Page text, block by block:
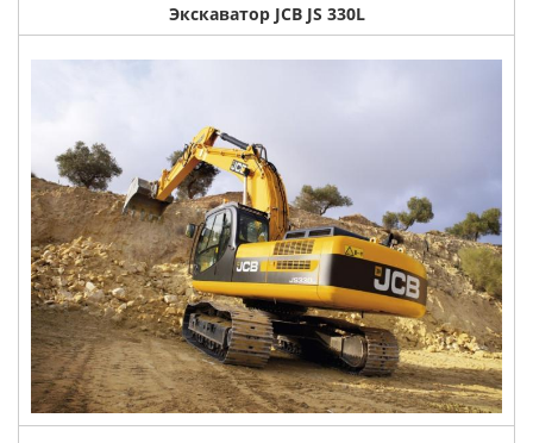
Экскаватор JCB JS 330L